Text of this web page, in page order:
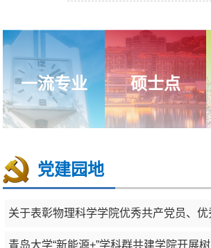
校党委常委、副校长何燕到我院宣讲党的二
一流专业 硕士点
党建园地
关于表彰物理科学学院优秀共产党员、优
青岛大学“新能源+”学科群共建学院开展